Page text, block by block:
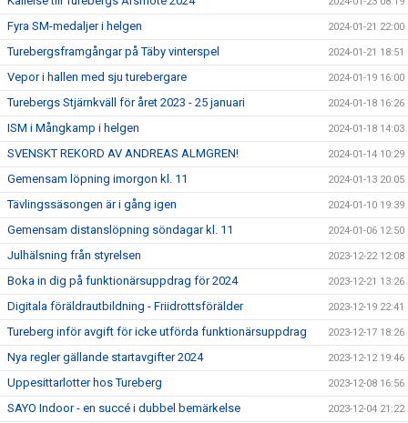
Fyra SM-medaljer i helgen 2024-01-21 22:00
Turebergsframgångar på Täby vinterspel 2024-01-21 18:51
Vepor i hallen med sju turebergare 2024-01-19 16:00
Turebergs Stjärnkväll för året 2023 - 25 januari 2024-01-18 16:26
ISM i Mångkamp i helgen 2024-01-18 14:03
SVENSKT REKORD AV ANDREAS ALMGREN! 2024-01-14 10:29
Gemensam löpning imorgon kl. 11 2024-01-13 20:05
Tävlingssäsongen är i gång igen 2024-01-10 19:39
Gemensam distanslöpning söndagar kl. 11 2024-01-06 12:50
Julhälsning från styrelsen 2023-12-22 12:08
Boka in dig på funktionärsuppdrag för 2024 2023-12-21 13:26
Digitala föräldrautbildning - Friidrottsförälder 2023-12-19 22:41
Tureberg inför avgift för icke utförda funktionärsuppdrag 2023-12-17 18:26
Nya regler gällande startavgifter 2024 2023-12-12 19:46
Uppesittarlotter hos Tureberg 2023-12-08 16:56
SAYO Indoor - en succé i dubbel bemärkelse 2023-12-04 21:22